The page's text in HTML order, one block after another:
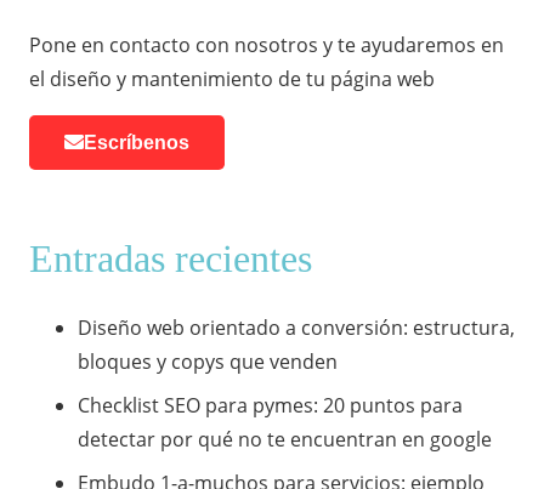
Pone en contacto con nosotros y te ayudaremos en
el diseño y mantenimiento de tu página web
Escríbenos
Entradas recientes
Diseño web orientado a conversión: estructura,
bloques y copys que venden
Checklist SEO para pymes: 20 puntos para
detectar por qué no te encuentran en google
Embudo 1-a-muchos para servicios: ejemplo